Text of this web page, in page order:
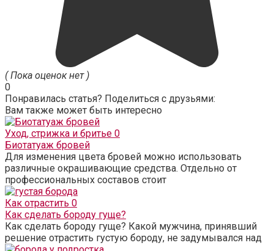
( Пока оценок нет )
0
Понравилась статья? Поделиться с друзьями:
Вам также может быть интересно
Уход, стрижка и бритье 0
Биотатуаж бровей
Для изменения цвета бровей можно использовать
различные окрашивающие средства. Отдельно от
профессиональных составов стоит
Как отрастить 0
Как сделать бороду гуще?
Как сделать бороду гуще? Какой мужчина, принявший
решение отрастить густую бороду, не задумывался над